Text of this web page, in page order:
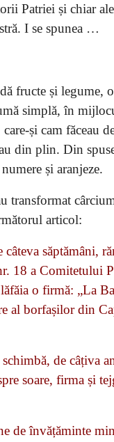
Patriei și chiar
I se spunea …
fructe și legume,
simplă, în
și cam făceau
din plin. Din
și aranjeze.
articol:
câteva săptămâni,
18 a Comitetului
o firmă: „La
al borfașilor din
de câțiva
soare, firma și
de învățăminte